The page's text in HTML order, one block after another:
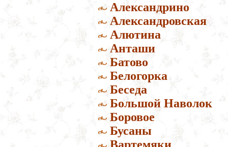
Александрино
Александровская
Алютина
Анташи
Батово
Белогорка
Беседа
Большой Наволок
Боровое
Бусаны